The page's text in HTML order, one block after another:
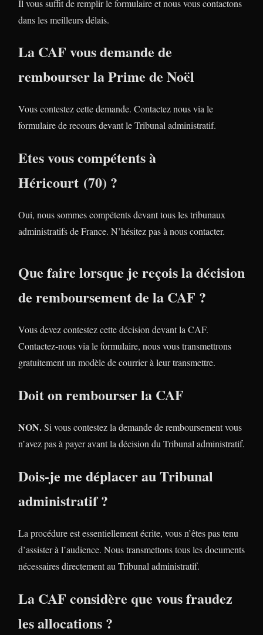
Il vous suffit de remplir le formulaire et nous vous contactons
dans les meilleurs délais.
La CAF vous demande de
rembourser la Prime de Noël
Vous contestez cette demande. Contactez nous via le
formulaire de recours devant le Tribunal administratif.
Etes vous compétents à
Héricourt (70) ?
Oui, nous sommes compétents devant tous les tribunaux
administratifs de France. N’hésitez pas à nous contacter.
Que faire lorsque je reçois la décision
de remboursement de la CAF ?
Vous devez contestez cette décision devant la CAF.
Contactez-nous via le formulaire, nous vous transmettrons
gratuitement un modèle de courrier à leur transmettre.
Doit on rembourser la CAF
NON.Si vous contestez la demande de remboursement vous
n’avez pas à payer avant la décision du Tribunal administratif.
Dois-je me déplacer au Tribunal
administratif ?
La procédure est essentiellement écrite, vous n’êtes pas tenu
d’assister à l’audience. Nous transmettons tous les documents
nécessaires directement au Tribunal administratif.
La CAF considère que vous fraudez
les allocations ?